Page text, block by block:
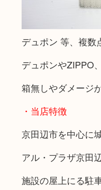
デュポン 等、複数
デュポンやZIPPO
箱無しやダメージ
・当店特徴
京田辺市を中心に
アル・プラザ京田
施設の屋上にる駐